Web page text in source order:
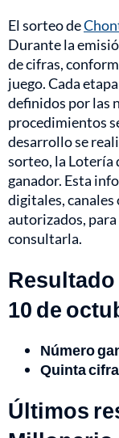
El sorteo de
Durante la
de cifras,
juego. Cada
definidos por las
procedimientos
desarrollo se
sorteo, la Lotería
ganador. Esta
digitales, canales
autorizados,
consultarla.
10 de
Número
Quinta
Últimos